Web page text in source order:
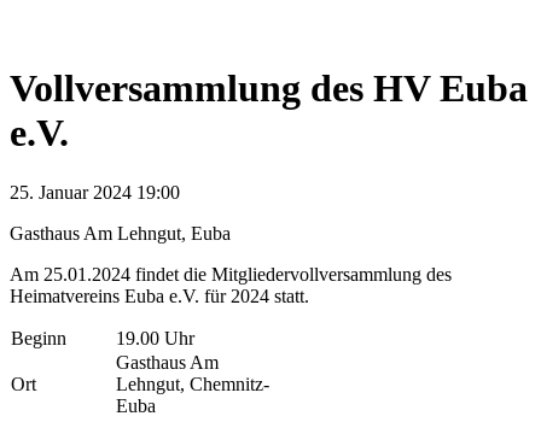
Vollversammlung des HV Euba
e.V.
25. Januar 2024 19:00
Gasthaus Am Lehngut, Euba
Am 25.01.2024 findet die Mitgliedervollversammlung des
Heimatvereins Euba e.V. für 2024 statt.
Beginn 19.00 Uhr
Ort
Gasthaus Am
Lehngut, Chemnitz-
Euba